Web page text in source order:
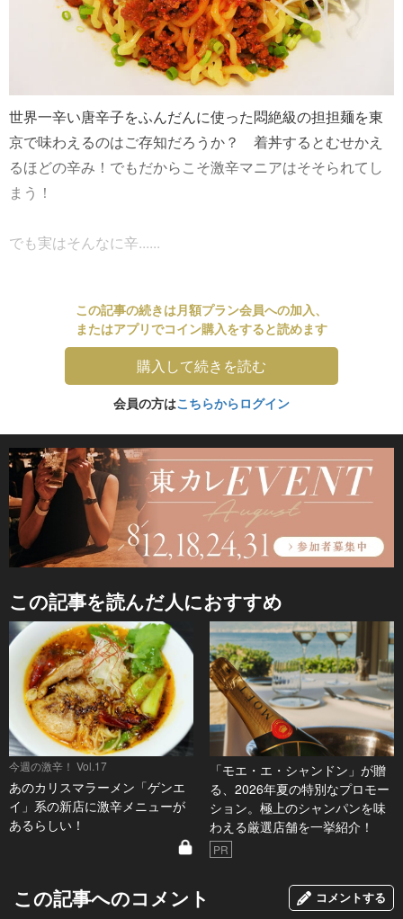
世界一辛い唐辛子をふんだんに使った悶絶級の担担麺を東
京で味わえるのはご存知だろうか？ 着丼するとむせかえ
るほどの辛み！でもだからこそ激辛マニアはそそられてし
まう！
でも実はそんなに辛......
この記事の続きは月額プラン会員への加入、
またはアプリでコイン購入をすると読めます
購入して続きを読む
会員の方はこちらからログイン
この記事を読んだ人におすすめ
今週の激辛！ Vol.17
あのカリスマラーメン「ゲンエ
イ」系の新店に激辛メニューが
あるらしい！
「モエ・エ・シャンドン」が贈
る、2026年夏の特別なプロモー
ション。極上のシャンパンを味
わえる厳選店舗を一挙紹介！
PR
この記事へのコメント コメントする